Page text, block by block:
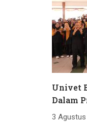
Univet
Dalam
3 Agustus